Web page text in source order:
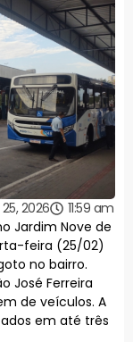
2026
11:59 am
Jardim Nove de
feira (25/02)
no bairro.
José Ferreira
de veículos. A
em até três